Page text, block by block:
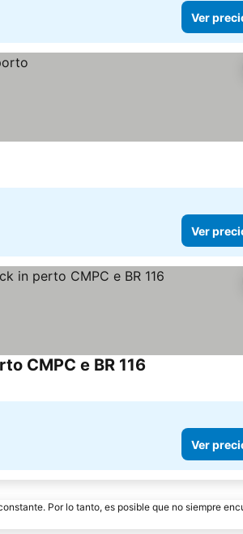
Ver
Ver
CMPC e BR 116
Ver
Por lo tanto, es posible que no siempre